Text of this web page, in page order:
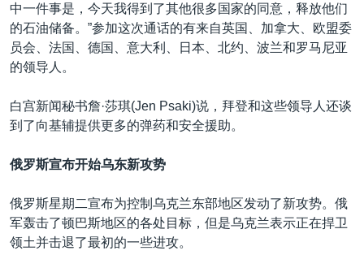
GEN Z 看美国
中一件事是，今天我得到了其他很多国家的同意，释放他们
的石油储备。”参加这次通话的有来自英国、加拿大、欧盟委
员会、法国、德国、意大利、日本、北约、波兰和罗马尼亚
的领导人。
白宫新闻秘书詹·莎琪(Jen Psaki)说，拜登和这些领导人还谈
到了向基辅提供更多的弹药和安全援助。
俄罗斯宣布开始乌东新攻势
俄罗斯星期二宣布为控制乌克兰东部地区发动了新攻势。俄
军轰击了顿巴斯地区的各处目标，但是乌克兰表示正在捍卫
领土并击退了最初的一些进攻。